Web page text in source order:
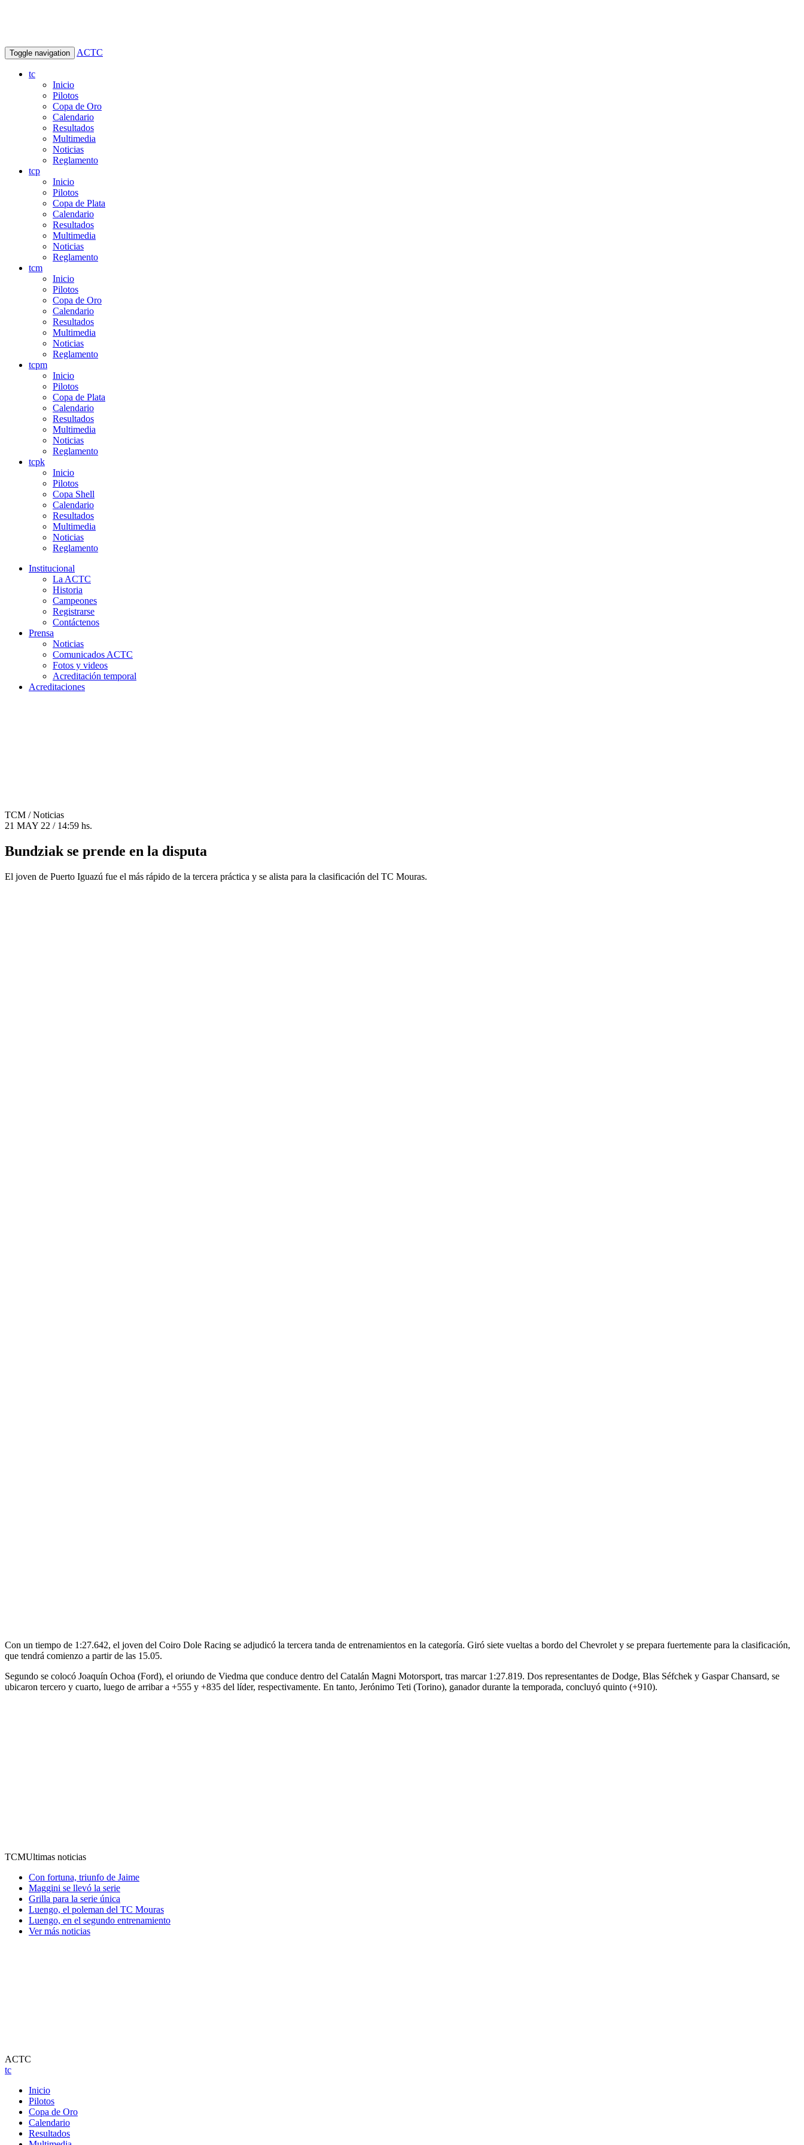
Toggle navigation ACTC
tc
Inicio
Pilotos
Copa de Oro
Calendario
Resultados
Multimedia
Noticias
Reglamento
tcp
Inicio
Pilotos
Copa de Plata
Calendario
Resultados
Multimedia
Noticias
Reglamento
tcm
Inicio
Pilotos
Copa de Oro
Calendario
Resultados
Multimedia
Noticias
Reglamento
tcpm
Inicio
Pilotos
Copa de Plata
Calendario
Resultados
Multimedia
Noticias
Reglamento
tcpk
Inicio
Pilotos
Copa Shell
Calendario
Resultados
Multimedia
Noticias
Reglamento
Institucional
La ACTC
Historia
Campeones
Registrarse
Contáctenos
Prensa
Noticias
Comunicados ACTC
Fotos y videos
Acreditación temporal
Acreditaciones
TCM / Noticias
21 MAY 22 / 14:59 hs.
Bundziak se prende en la disputa
El joven de Puerto Iguazú fue el más rápido de la tercera práctica y se alista para la clasificación del TC Mouras.
Con un tiempo de 1:27.642, el joven del Coiro Dole Racing se adjudicó la tercera tanda de entrenamientos en la categoría. Giró siete vueltas a bordo del Chevrolet y se prepara fuertemente para la clasificación,
que tendrá comienzo a partir de las 15.05.
Segundo se colocó Joaquín Ochoa (Ford), el oriundo de Viedma que conduce dentro del Catalán Magni Motorsport, tras marcar 1:27.819. Dos representantes de Dodge, Blas Séfchek y Gaspar Chansard, se
ubicaron tercero y cuarto, luego de arribar a +555 y +835 del líder, respectivamente. En tanto, Jerónimo Teti (Torino), ganador durante la temporada, concluyó quinto (+910).
TCMUltimas noticias
Con fortuna, triunfo de Jaime
Maggini se llevó la serie
Grilla para la serie única
Luengo, el poleman del TC Mouras
Luengo, en el segundo entrenamiento
Ver más noticias
ACTC
tc
Inicio
Pilotos
Copa de Oro
Calendario
Resultados